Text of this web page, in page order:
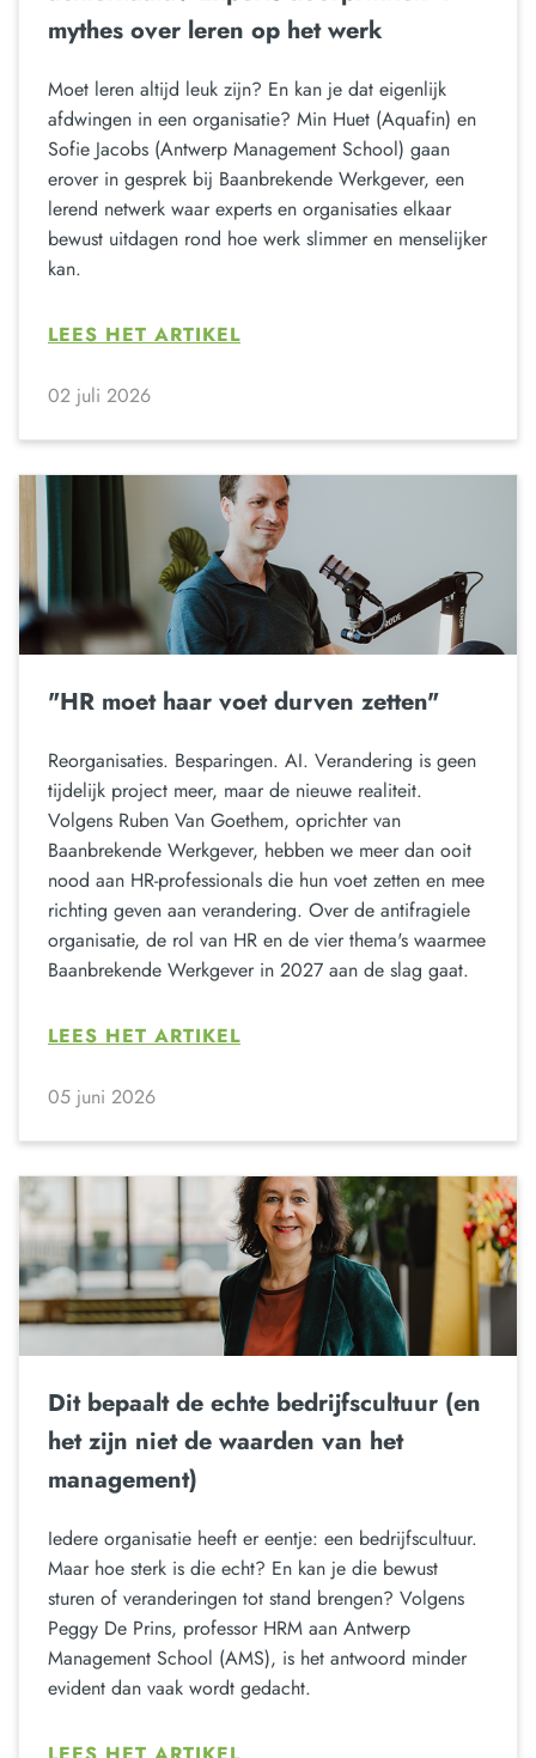
mythes over leren op het werk
Moet leren altijd leuk zijn? En kan je dat eigenlijk
afdwingen in een organisatie? Min Huet (Aquafin) en
Sofie Jacobs (Antwerp Management School) gaan
erover in gesprek bij Baanbrekende Werkgever, een
lerend netwerk waar experts en organisaties elkaar
bewust uitdagen rond hoe werk slimmer en menselijker
kan.
LEES HET ARTIKEL
02 juli 2026
"HR moet haar voet durven zetten"
Reorganisaties. Besparingen. AI. Verandering is geen
tijdelijk project meer, maar de nieuwe realiteit.
Volgens Ruben Van Goethem, oprichter van
Baanbrekende Werkgever, hebben we meer dan ooit
nood aan HR-professionals die hun voet zetten en mee
richting geven aan verandering. Over de antifragiele
organisatie, de rol van HR en de vier thema's waarmee
Baanbrekende Werkgever in 2027 aan de slag gaat.
LEES HET ARTIKEL
05 juni 2026
Dit bepaalt de echte bedrijfscultuur (en
het zijn niet de waarden van het
management)
Iedere organisatie heeft er eentje: een bedrijfscultuur.
Maar hoe sterk is die echt? En kan je die bewust
sturen of veranderingen tot stand brengen? Volgens
Peggy De Prins, professor HRM aan Antwerp
Management School (AMS), is het antwoord minder
evident dan vaak wordt gedacht.